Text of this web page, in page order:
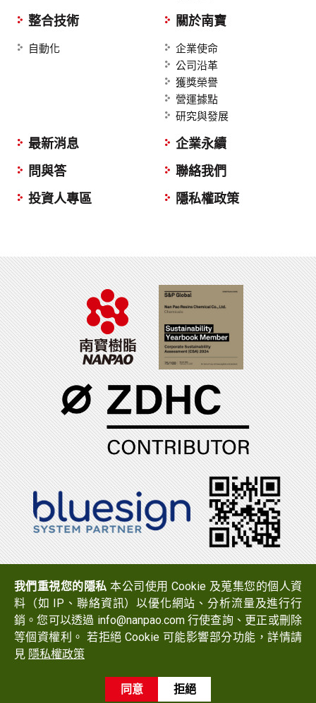
整合技術
自動化
關於南寶
企業使命
公司沿革
獲獎榮譽
營運據點
研究與發展
最新消息
問與答
投資人專區
企業永續
聯絡我們
隱私權政策
地址：723 台南市西港區中山路519號
Email：
info@nanpao.com
Copyright © 2017 NANPAO RESINS CHEMICAL GROUP All
Rights Reserved.
Design
Ezlook
我們重視您的隱私 本公司使用 Cookie 及蒐集您的個人資
料（如 IP、聯絡資訊）以優化網站、分析流量及進行行
銷。您可以透過 info@nanpao.com 行使查詢、更正或刪除
等個資權利。 若拒絕 Cookie 可能影響部分功能，詳情請
見 隱私權政策
同意 拒絕